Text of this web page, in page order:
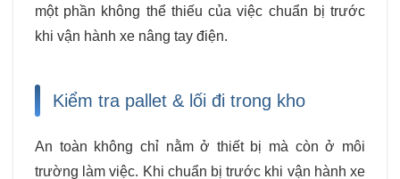
một phần không thể thiếu của việc chuẩn bị trước
khi vận hành xe nâng tay điện.
Kiểm tra pallet & lối đi trong kho
An toàn không chỉ nằm ở thiết bị mà còn ở môi
trường làm việc. Khi chuẩn bị trước khi vận hành xe